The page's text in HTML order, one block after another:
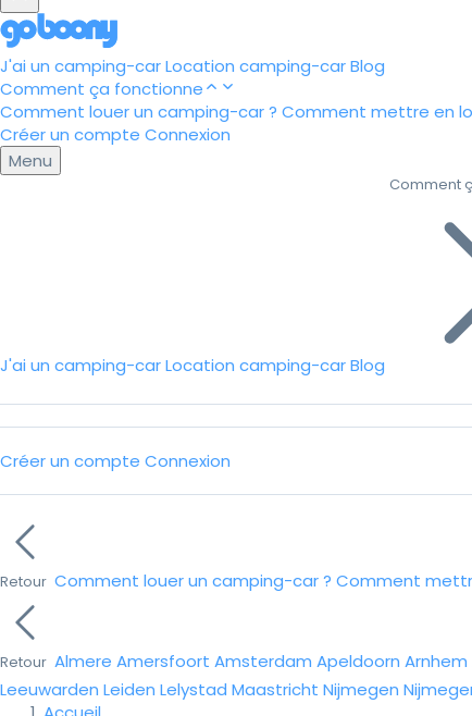
J'ai un camping-carLocation camping-carBlog
Comment ça fonctionne
Comment louer un camping-car ? Comment mettre en
Créer un compte Connexion
Menu
J'ai un camping-carLocation camping-carBlog
Comment
Créer un compte Connexion
Retour Comment louer un camping-car ? Comment
Retour Almere Amersfoort Amsterdam Apeldoorn Arnhem
Leeuwarden Leiden Lelystad Maastricht Nijmegen